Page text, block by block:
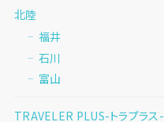
北陸
福井
石川
富山
TRAVELER PLUS-トラプラス-